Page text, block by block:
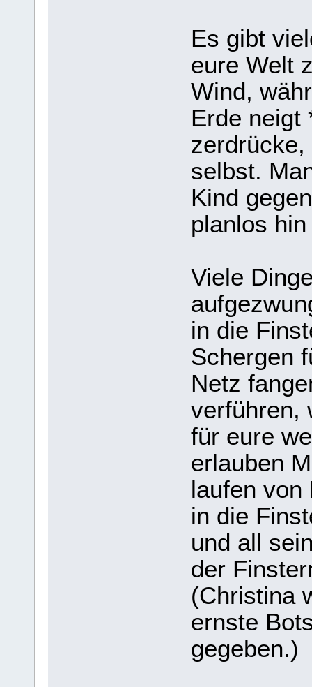
Es gibt
eure Welt
Wind,
Erde neigt
selbst.
Kind
planlos
Viele
in die
Schergen
Netz
verführen,
für eure
erlauben
laufen von
in die
und all
der
(Christina
ernste
gegeben.)